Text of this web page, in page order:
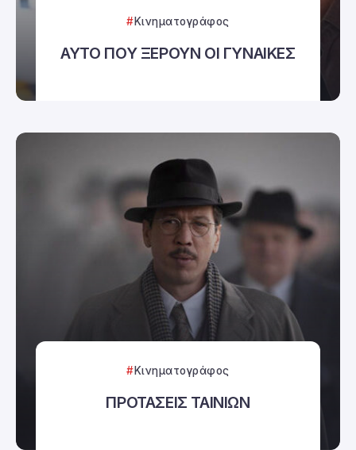
Κινηματογράφος
ΑΥΤΟ ΠΟΥ ΞΕΡΟΥΝ ΟΙ ΓΥΝΑΙΚΕΣ
Κινηματογράφος
ΠΡΟΤΑΣΕΙΣ ΤΑΙΝΙΩΝ